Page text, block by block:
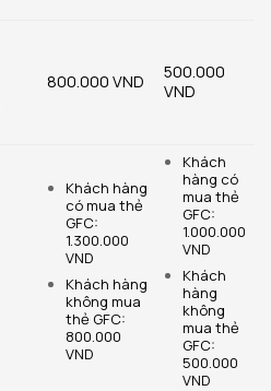
800.000 VND
500.000
VND
Khách hàng
có mua thẻ
GFC:
1.300.000
VND
Khách hàng
không mua
thẻ GFC:
800.000
VND
Khách
hàng có
mua thẻ
GFC:
1.000.000
VND
Khách
hàng
không
mua thẻ
GFC:
500.000
VND